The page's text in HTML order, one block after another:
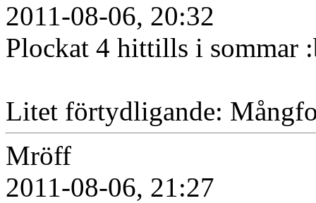
2011-08-06, 20:32
Plockat 4 hittills i sommar
Litet förtydligande:
Mröff
2011-08-06, 21:27